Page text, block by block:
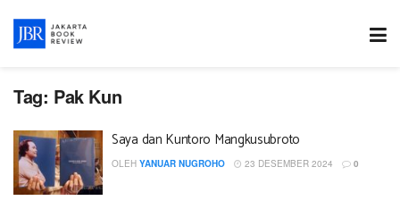
Tag: Pak Kun
Saya dan Kuntoro Mangkusubroto
OLEH YANUAR NUGROHO 23 DESEMBER 2024 0